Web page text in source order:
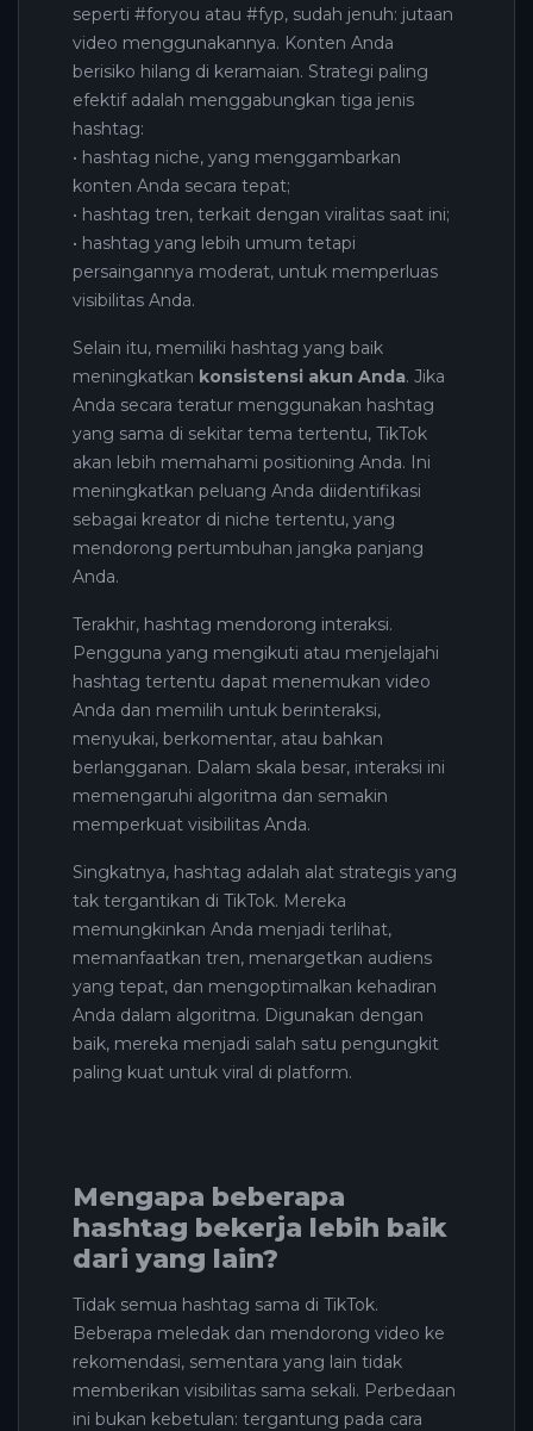
seperti #foryou atau #fyp, sudah jenuh: jutaan
video menggunakannya. Konten Anda
berisiko hilang di keramaian. Strategi paling
efektif adalah menggabungkan tiga jenis
hashtag:
• hashtag niche, yang menggambarkan
konten Anda secara tepat;
• hashtag tren, terkait dengan viralitas saat ini;
• hashtag yang lebih umum tetapi
persaingannya moderat, untuk memperluas
visibilitas Anda.
Selain itu, memiliki hashtag yang baik
meningkatkan konsistensi akun Anda. Jika
Anda secara teratur menggunakan hashtag
yang sama di sekitar tema tertentu, TikTok
akan lebih memahami positioning Anda. Ini
meningkatkan peluang Anda diidentifikasi
sebagai kreator di niche tertentu, yang
mendorong pertumbuhan jangka panjang
Anda.
Terakhir, hashtag mendorong interaksi.
Pengguna yang mengikuti atau menjelajahi
hashtag tertentu dapat menemukan video
Anda dan memilih untuk berinteraksi,
menyukai, berkomentar, atau bahkan
berlangganan. Dalam skala besar, interaksi ini
memengaruhi algoritma dan semakin
memperkuat visibilitas Anda.
Singkatnya, hashtag adalah alat strategis yang
tak tergantikan di TikTok. Mereka
memungkinkan Anda menjadi terlihat,
memanfaatkan tren, menargetkan audiens
yang tepat, dan mengoptimalkan kehadiran
Anda dalam algoritma. Digunakan dengan
baik, mereka menjadi salah satu pengungkit
paling kuat untuk viral di platform.
Mengapa beberapa
hashtag bekerja lebih baik
dari yang lain?
Tidak semua hashtag sama di TikTok.
Beberapa meledak dan mendorong video ke
rekomendasi, sementara yang lain tidak
memberikan visibilitas sama sekali. Perbedaan
ini bukan kebetulan: tergantung pada cara